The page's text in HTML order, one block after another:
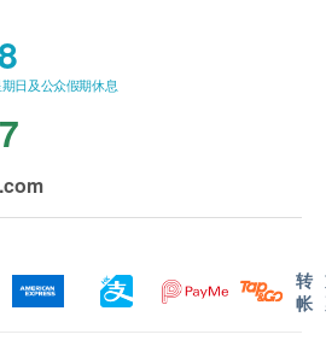
每食用份量(12粒胶
卡/kcal
/g
/g
51.5克/g
克/mg
/mg
地区，需视附情况收取附加
将收取上楼送货费，费用为每
湾、愉景湾、大屿山及东涌等
送货费, 但车辆不能直达的
况收取附加费。
需附加HK$80运费。
工作天内营康荟会联络安排发
日及公众假期休息
转
帐